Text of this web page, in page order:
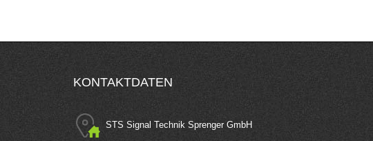
KONTAKTDATEN
STS Signal Technik Sprenger GmbH